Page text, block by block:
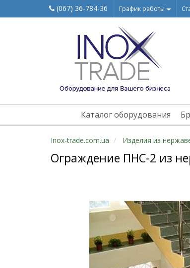
(067) 36-784-36 График работы
Каталог оборудования
Inox-trade.com.ua Изделия из
Ограждение ПНС-2 из